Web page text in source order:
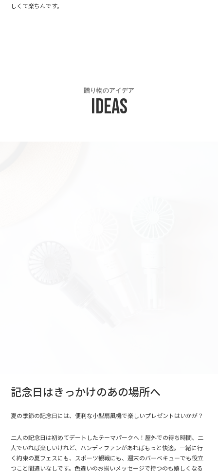
しくて楽ちんです。
Ideas
贈り物のアイデア
記念日はきっかけのあの場所へ
夏の季節の記念日には、便利な小型扇風機で楽しいプレゼントはいかが？
二人の記念日は初めてデートしたテーマパークへ！屋外での待ち時間、二
人でいれば楽しいけれど、ハンディファンがあればもっと快適。一緒に行
く約束の夏フェスにも、スポーツ観戦にも、週末のバーベキューでも役立
つこと間違いなしです。色違いのお揃いメッセージで持つのも嬉しくなる